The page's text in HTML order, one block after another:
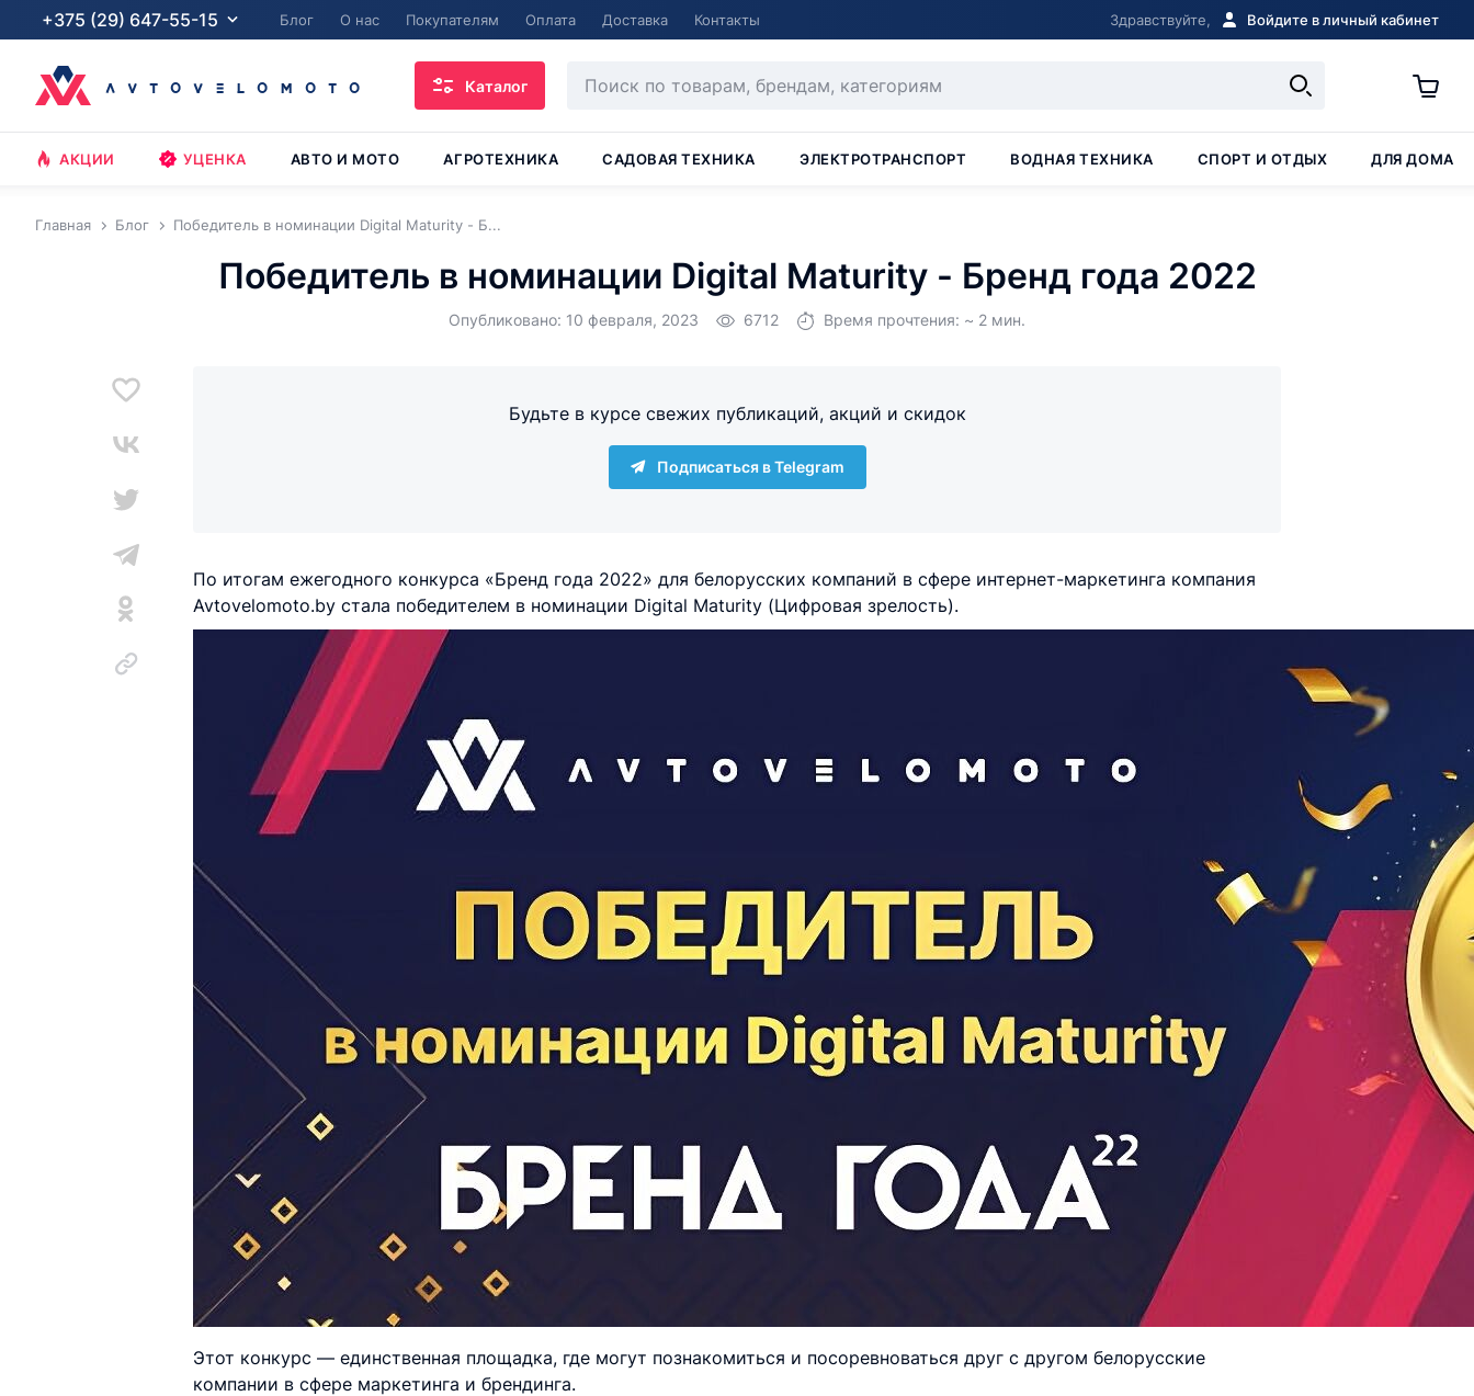
+375 (29) 647-55-15 Блог О нас Покупателям Оплата Доставка Контакты Здравствуйте, Войдите в личный кабинет
Каталог
АКЦИИ УЦЕНКА АВТО И МОТО АГРОТЕХНИКА САДОВАЯ ТЕХНИКА ЭЛЕКТРОТРАНСПОРТ ВОДНАЯ ТЕХНИКА СПОРТ И ОТДЫХ ДЛЯ ДОМА
Главная Блог Победитель в номинации Digital Maturity - Б...
Победитель в номинации Digital Maturity - Бренд года 2022
Опубликовано: 10 февраля, 2023 6712 Время прочтения: ~ 2 мин.
Будьте в курсе свежих публикаций, акций и скидок
Подписаться в Telegram
По итогам ежегодного конкурса «Бренд года 2022» для белорусских компаний в сфере интернет-маркетинга компания
Avtovelomoto.by стала победителем в номинации Digital Maturity (Цифровая зрелость).
Этот конкурс — единственная площадка, где могут познакомиться и посоревноваться друг с другом белорусские
компании в сфере маркетинга и брендинга.